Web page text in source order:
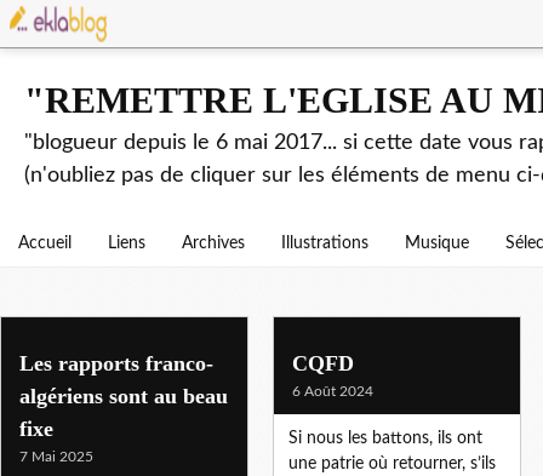
"REMETTRE L'EGLISE AU
"blogueur depuis le 6 mai 2017... si cette date vous
(n'oubliez pas de cliquer sur les éléments de menu
Accueil Liens Archives Illustrations Musique
taqiya
Les rapports franco-
algériens sont au beau
fixe
7 Mai 2025
CQFD
6 Août 2024
Si nous les battons, ils ont
une patrie où retourner, s’ils